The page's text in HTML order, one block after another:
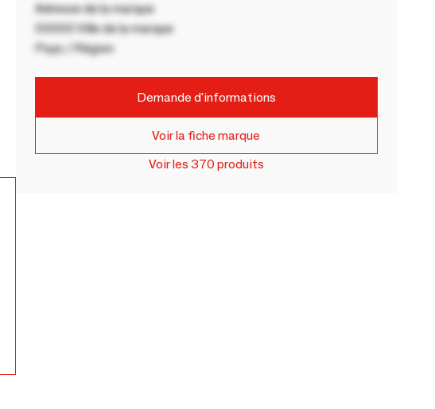
Adresse de la marque
00000 Ville de la marque
Pays / Région
Demande d'informations
Voir la fiche marque
Voir les 370 produits